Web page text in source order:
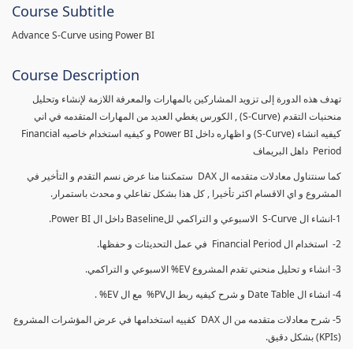
Course Subtitle
Advance S-Curve using Power BI
Course Description
تهدف هذه الدورة إلى تزويد المشاركين بالمهارات والمعرفة اللازمة لإنشاء وتحليل
منحنيات التقدم (S-Curve) , الكورس يغطي العديد من المهارات المتقدمه في اني
كيفيه انشاء (S-Curve) و اظهاره داخل Power BI و كيفيه استخدام خاصيه Financial
Period داهل البريماف
كما سنتناول معادلات متقدمه ال DAX ستمكننا منا عرض نسم التقدم و التأخير في
المشروع و اي الاقسام اكثر تأخيرا , كل هذا بشكل تفاعلي و محدث باستمرار.
1-انشاء ال S-Curve الاسبوعي و التراكمي للBaseline داخل ال Power BI.
2- استخدام ال Financial Period في عمل التحديثات و حفظها.
3- انشاء و تحليل منحني تقدم المشروع EV% الاسبوعي و التراكمي.
4- انشاء ال Date Table و شرح كيفيه ربط الPV% مع ال EV% .
5- شرح معادلات متقدمه من ال DAX كفييه استخدامها في عرض المؤشرات المشروع
(KPIs) بشكل دقيق.